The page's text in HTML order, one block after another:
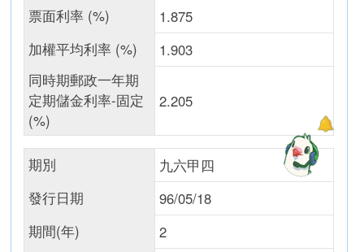
票面利率 (%)
1.875
加權平均利率 (%)
1.903
同時期郵政一年期
定期儲金利率-固定
(%)
2.205
期別
九六甲四
發行日期
96/05/18
期間(年)
2